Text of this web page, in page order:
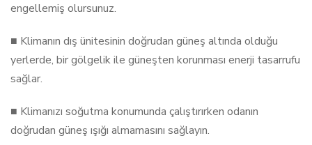
engellemiş olursunuz.
■ Klimanın dış ünitesinin doğrudan güneş altında olduğu
yerlerde, bir gölgelik ile güneşten korunması enerji tasarrufu
sağlar.
■ Klimanızı soğutma konumunda çalıştırırken odanın
doğrudan güneş ışığı almamasını sağlayın.